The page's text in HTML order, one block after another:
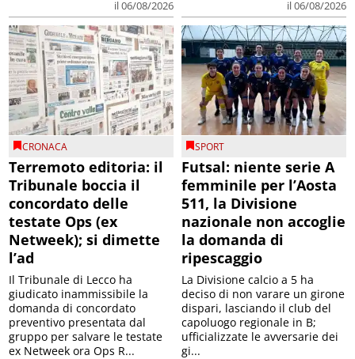
il 06/08/2026
il 06/08/2026
CRONACA
Terremoto editoria: il
Tribunale boccia il
concordato delle
testate Ops (ex
Netweek); si dimette
l’ad
Il Tribunale di Lecco ha
giudicato inammissibile la
domanda di concordato
preventivo presentata dal
gruppo per salvare le testate
ex Netweek ora Ops R...
SPORT
Futsal: niente serie A
femminile per l’Aosta
511, la Divisione
nazionale non accoglie
la domanda di
ripescaggio
La Divisione calcio a 5 ha
deciso di non varare un girone
dispari, lasciando il club del
capoluogo regionale in B;
ufficializzate le avversarie dei
gi...